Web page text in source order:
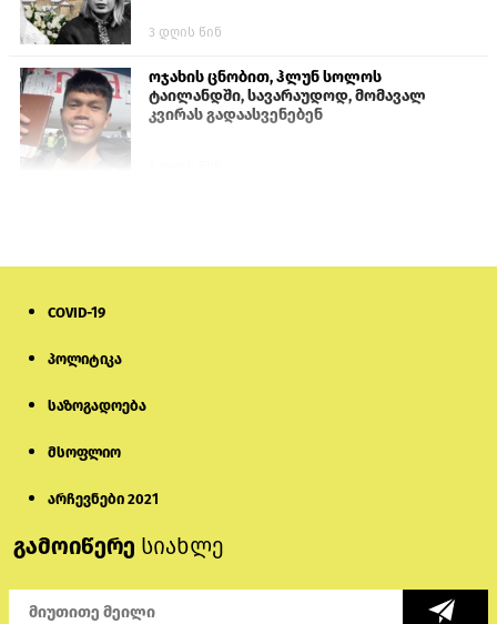
3 დღის წინ
ოჯახის ცნობით, ჰლუნ სოლოს
ტაილანდში, სავარაუდოდ, მომავალ
კვირას გადაასვენებენ
დაიწყო
აკობიანს მოკვლით დაემუქრნენ —
მონიტორი: პირები, რომლებიც
COVID-19
პოლიტიკა
საზოგადოება
მსოფლიო
არჩევნები 2021
გამოიწერე სიახლე